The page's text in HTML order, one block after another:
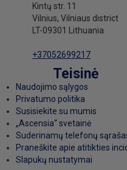
Kintų str. 11
Vilnius, Vilniaus district
LT-09301 Lithuania
+37052699217
Teisinė
Naudojimo sąlygos
Privatumo politika
Susisiekite su mumis
„Ascensia“ svetainė
Suderinamų telefonų
Praneškite apie atitikties
Slapukų nustatymai